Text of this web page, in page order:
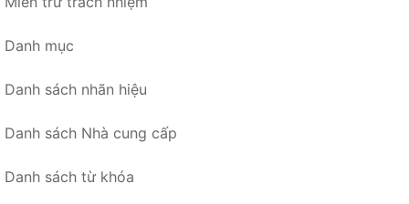
Danh mục
Danh sách nhãn hiệu
Danh sách Nhà cung cấp
Danh sách từ khóa